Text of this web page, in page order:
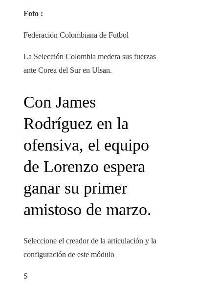
Foto :
Federación Colombiana de Futbol
La Selección Colombia medera sus fuerzas
ante Corea del Sur en Ulsan.
Con James
Rodríguez en la
ofensiva, el equipo
de Lorenzo espera
ganar su primer
amistoso de marzo.
Seleccione el creador de la articulación y la
configuración de este módulo
S